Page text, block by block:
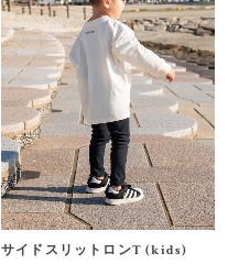
サイドスリットロンT (kids)